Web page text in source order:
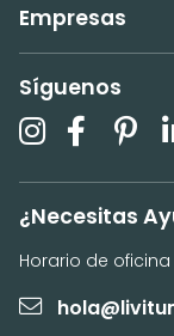
Empresas
Síguenos
¿Necesitas
Horario de oficina